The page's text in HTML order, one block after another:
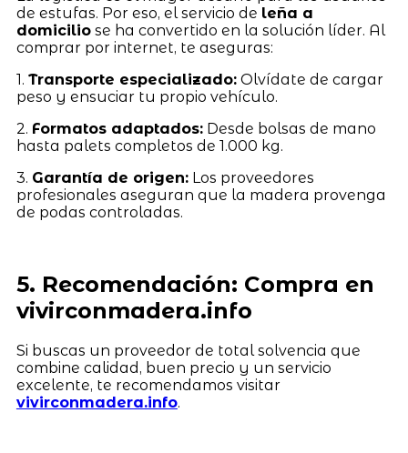
de estufas. Por eso, el servicio de leña a
domiciliose ha convertido en la solución líder. Al
comprar por internet, te aseguras:
1. Transporte especializado:Olvídate de cargar
peso y ensuciar tu propio vehículo.
2. Formatos adaptados:Desde bolsas de mano
hasta palets completos de 1.000 kg.
3. Garantía de origen:Los proveedores
profesionales aseguran que la madera provenga
de podas controladas.
5. Recomendación: Compra en
vivirconmadera.info
Si buscas un proveedor de total solvencia que
combine calidad, buen precio y un servicio
excelente, te recomendamos visitar
vivirconmadera.info.